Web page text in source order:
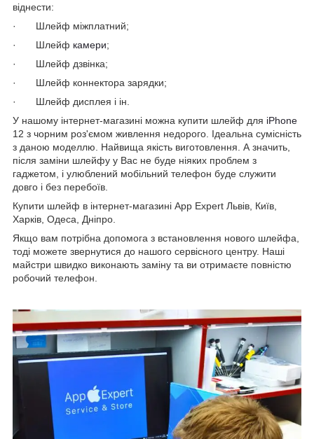
віднести:
· Шлейф міжплатний;
· Шлейф камери;
· Шлейф дзвінка;
· Шлейф коннектора зарядки;
· Шлейф дисплея і ін.
У нашому інтернет-магазині можна купити шлейф для iPhone
12 з чорним роз'ємом живлення недорого. Ідеальна сумісність
з даною моделлю. Найвища якість виготовлення. А значить,
після заміни шлейфу у Вас не буде ніяких проблем з
гаджетом, і улюблений мобільний телефон буде служити
довго і без перебоїв.
Купити шлейф в інтернет-магазині App Expert Львів, Київ,
Харків, Одеса, Дніпро.
Якщо вам потрібна допомога з встановлення нового шлейфа,
тоді можете звернутися до нашого сервісного центру. Наші
майстри швидко виконають заміну та ви отримаєте повністю
робочий телефон.